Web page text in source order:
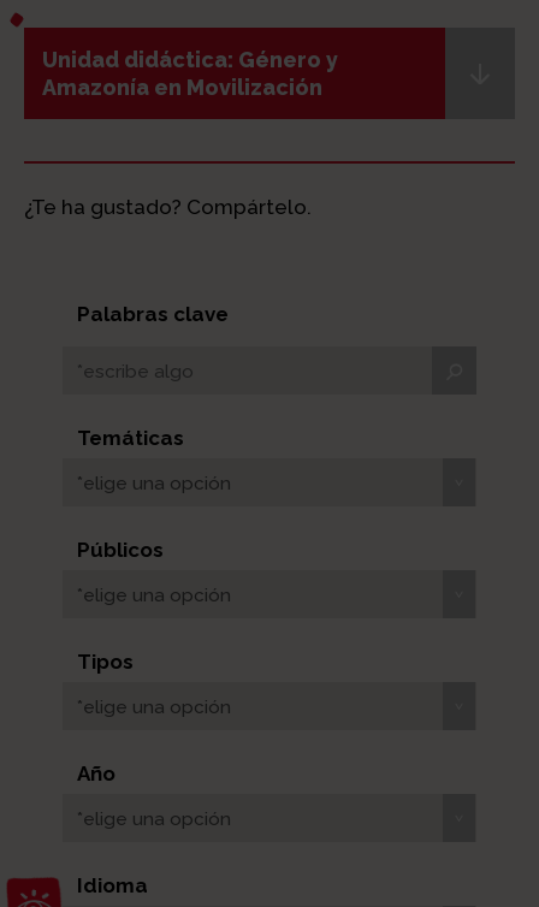
Abrir barra de herramientas
Unidad didáctica: Género y
Amazonía en Movilización
¿Te ha gustado? Compártelo.
Palabras clave
Temáticas
*elige una opción
Públicos
*elige una opción
Tipos
*elige una opción
Año
*elige una opción
Idioma